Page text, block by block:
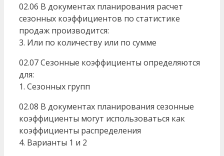
02.06 В документах планирования расчет
сезонных коэффициентов по статистике
продаж производится:
3. Или по количеству или по сумме
02.07 Сезонные коэффициенты определяются
для:
1. Сезонных групп
02.08 В документах планирования сезонные
коэффициенты могут использоваться как
коэффициенты распределения
4. Варианты 1 и 2